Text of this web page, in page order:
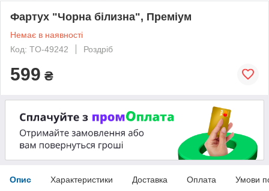
Фартух "Чорна білизна", Преміум
Немає в наявності
Код: TO-49242
Роздріб
599 ₴
Опис Характеристики Доставка Оплата Умови